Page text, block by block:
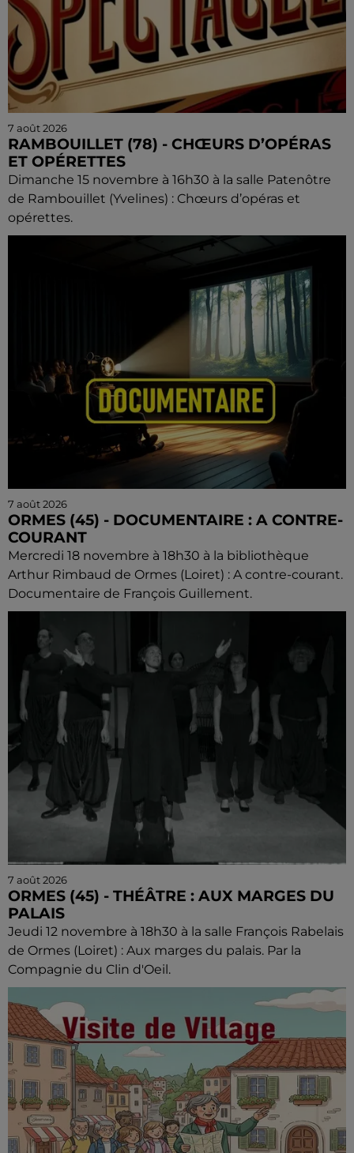
7 août 2026
RAMBOUILLET (78) - CHŒURS D’OPÉRAS
ET OPÉRETTES
Dimanche 15 novembre à 16h30 à la salle Patenôtre
de Rambouillet (Yvelines) : Chœurs d’opéras et
opérettes.
7 août 2026
ORMES (45) - DOCUMENTAIRE : A CONTRE-
COURANT
Mercredi 18 novembre à 18h30 à la bibliothèque
Arthur Rimbaud de Ormes (Loiret) : A contre-courant.
Documentaire de François Guillement.
7 août 2026
ORMES (45) - THÉÂTRE : AUX MARGES DU
PALAIS
Jeudi 12 novembre à 18h30 à la salle François Rabelais
de Ormes (Loiret) : Aux marges du palais. Par la
Compagnie du Clin d'Oeil.